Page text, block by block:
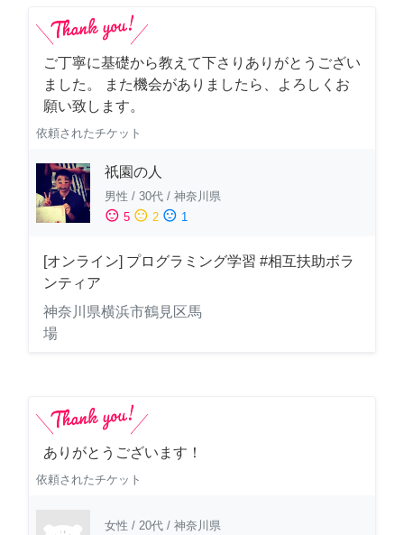
ご丁寧に基礎から教えて下さりありがとうござい
ました。 また機会がありましたら、よろしくお
願い致します。
依頼されたチケット
祇園の人
男性 / 30代 / 神奈川県
sentiment_satisfied 5 sentiment_neutral 2 sentiment_dissatisfied 1
[オンライン] プログラミング学習 #相互扶助ボラ
ンティア
神奈川県横浜市鶴見区馬
場
ありがとうございます！
依頼されたチケット
女性 / 20代 / 神奈川県